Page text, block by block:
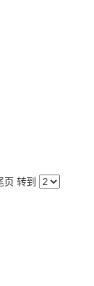
页 转到